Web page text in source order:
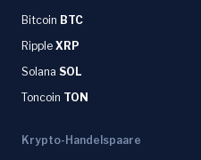
Bitcoin BTC
Ripple XRP
Solana SOL
Toncoin TON
Krypto-Handelspaare